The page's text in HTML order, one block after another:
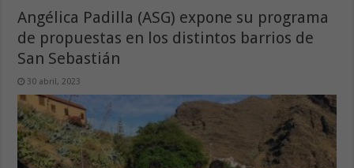
Angélica Padilla (ASG) expone su programa
de propuestas en los distintos barrios de
San Sebastián
30 abril, 2023